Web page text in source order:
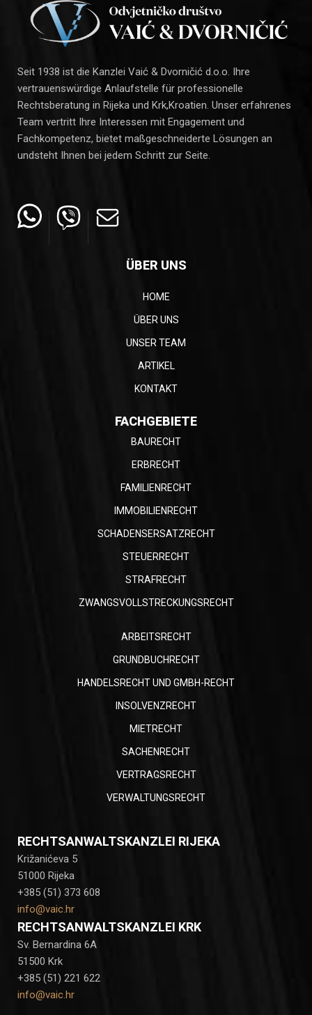
Seit 1938 ist die Kanzlei Vaić & Dvorničić d.o.o. Ihre
vertrauenswürdige Anlaufstelle für professionelle
Rechtsberatung in Rijeka und Krk,Kroatien. Unser erfahrenes
Team vertritt Ihre Interessen mit Engagement und
Fachkompetenz, bietet maßgeschneiderte Lösungen an
undsteht Ihnen bei jedem Schritt zur Seite.
ÜBER UNS
HOME
ÜBER UNS
UNSER TEAM
ARTIKEL
KONTAKT
FACHGEBIETE
BAURECHT
ERBRECHT
FAMILIENRECHT
IMMOBILIENRECHT
SCHADENSERSATZRECHT
STEUERRECHT
STRAFRECHT
ZWANGSVOLLSTRECKUNGSRECHT
ARBEITSRECHT
GRUNDBUCHRECHT
HANDELSRECHT UND GMBH-RECHT
INSOLVENZRECHT
MIETRECHT
SACHENRECHT
VERTRAGSRECHT
VERWALTUNGSRECHT
RECHTSANWALTSKANZLEI RIJEKA
Križanićeva 5
51000 Rijeka
+385 (51) 373 608
info@vaic.hr
RECHTSANWALTSKANZLEI KRK
Sv. Bernardina 6A
51500 Krk
+385 (51) 221 622
info@vaic.hr